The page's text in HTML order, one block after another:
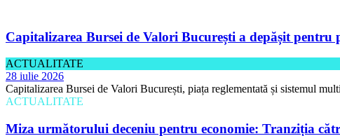
Capitalizarea Bursei de Valori București a depășit
ACTUALITATE
28 iulie 2026
Capitalizarea Bursei de Valori București, piața reglementată și sistemul
ACTUALITATE
Miza următorului deceniu pentru economie: Tranziția